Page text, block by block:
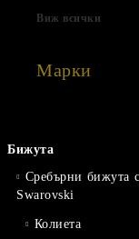
Виж всички
Марки
Бижута
Сребърни бижута
Swarovski
Колиета